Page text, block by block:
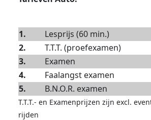
1. Lesprijs (60 min.)
2.
T.T.T. (proefexamen)
3.
Examen
4.
Faalangst examen
5.
B.N.O.R. examen
T.T.T.- en Examenprijzen zijn excl.
rijden